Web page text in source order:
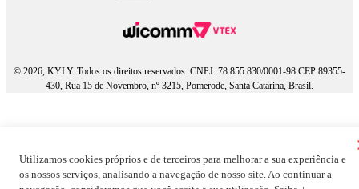
Utilizamos cookies próprios e de terceiros para melhorar a sua experiência e
os nossos serviços, analisando a navegação de nosso site. Ao continuar a
© 2026, KYLY. Todos os direitos reservados. CNPJ: 78.855.830/0001-98 CEP 89355-
430, Rua 15 de Novembro, nº 3215, Pomerode, Santa Catarina, Brasil.